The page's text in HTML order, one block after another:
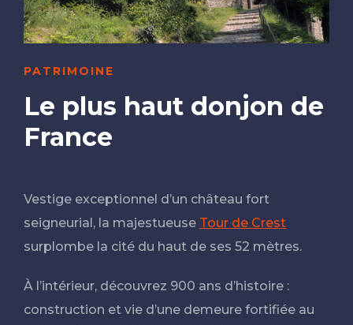
PATRIMOINE
Le plus haut donjon de
France
Vestige exceptionnel d’un château fort
seigneurial, la majestueuse Tour de Crest
surplombe la cité du haut de ses 52 mètres.
À l’intérieur, découvrez 900 ans d’histoire :
construction et vie d’une demeure fortifiée au